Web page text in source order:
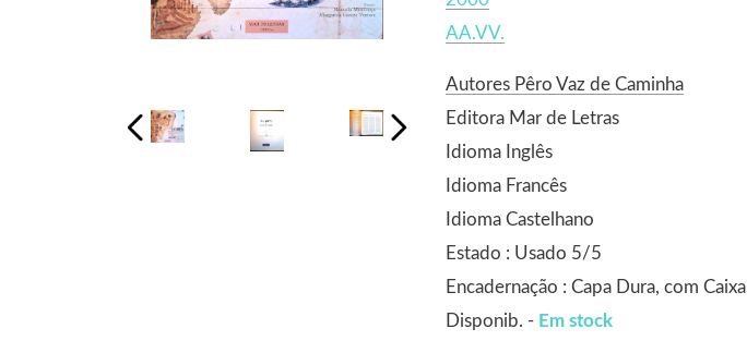
AA.VV.
Autores Pêro Vaz de Caminha
Editora Mar de Letras
Idioma Inglês
Idioma Francês
Idioma Castelhano
Estado : Usado 5/5
Encadernação : Capa Dura, com Caixa
Disponib. - Em stock